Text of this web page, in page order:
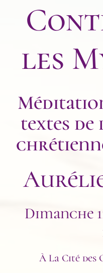
les
textes
Dimanche
À La Cité des